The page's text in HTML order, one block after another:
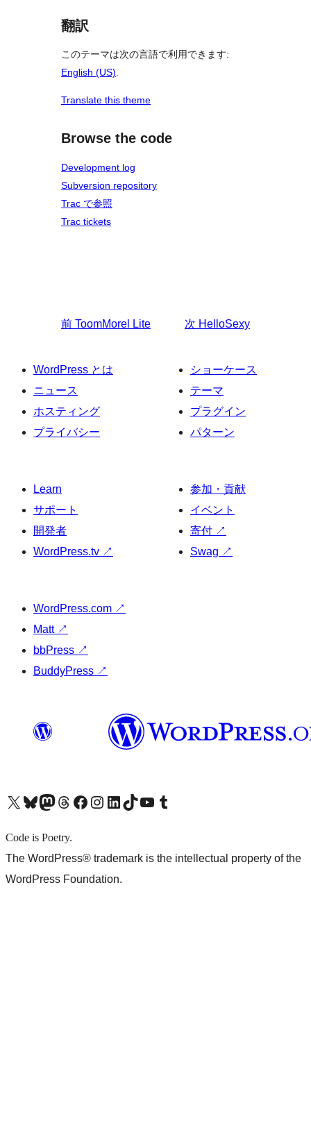
翻訳
このテーマは次の言語で利用できます:
English (US).
Translate this theme
Browse the code
Development log
Subversion repository
Trac で参照
Trac tickets
前 ToomMorel Lite 次 HelloSexy
WordPress とは
ニュース
ホスティング
プライバシー
ショーケース
テーマ
プラグイン
パターン
Learn
サポート
開発者
WordPress.tv ↗
参加・貢献
イベント
寄付 ↗
Swag ↗
WordPress.com ↗
Matt ↗
bbPress ↗
BuddyPress ↗
X (旧 Twitter) アカウントへBluesky アカウントへMastodon アカウントへThreads アカウントへ Facebook ページへInstagram アカウントへ LinkedIn アカウントへTikTok アカウントへYouTube チャンネルへ Tumblr アカウントへ
Code is Poetry.
The WordPress® trademark is the intellectual property of the
WordPress Foundation.